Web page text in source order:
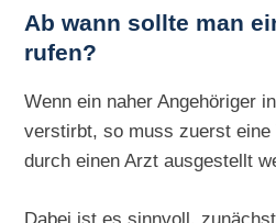
Ab wann sollte man
rufen?
Wenn ein naher Angehöriger
verstirbt, so muss zuerst eine
durch einen Arzt ausgestellt
Dabei ist es sinnvoll,